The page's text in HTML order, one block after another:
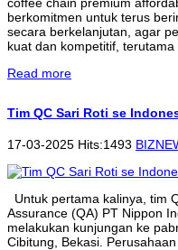
berkomitmen untuk terus
secara berkelanjutan, agar
kuat dan kompetitif, terutama
Read more
Tim QC Sari Roti se
17-03-2025 Hits:1493
Untuk pertama kalinya, tim
Assurance (QA) PT Nippon
melakukan kunjungan ke
Cibitung, Bekasi. Perusahaan